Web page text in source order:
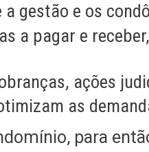
gestão e os
a pagar e
ações
as
para